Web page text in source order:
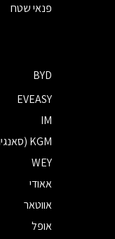
פנאי שטח
BYD
EVEASY
IM
KGM (סאנגיונג)
WEY
אאודי
אווטאר
אופל